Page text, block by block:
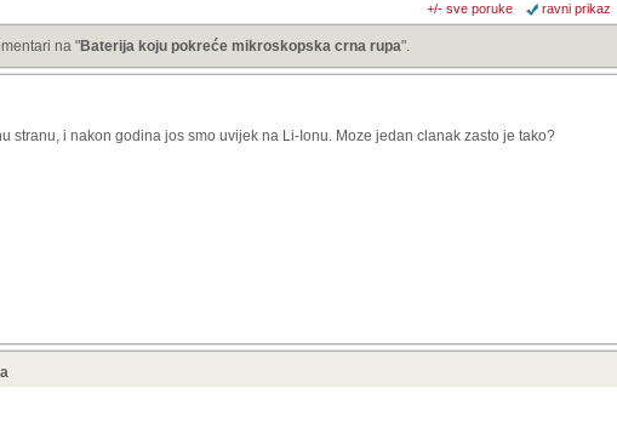
+/- sve poruke ravni prikaz
na "Baterija koju pokreće mikroskopska crna rupa".
stranu, i nakon godina jos smo uvijek na Li-Ionu. Moze jedan clanak zasto je tako?